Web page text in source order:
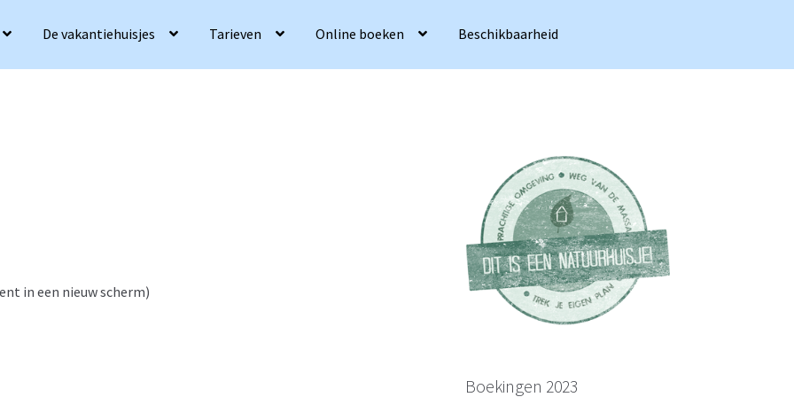
De vakantiehuisjes Tarieven Online boeken Beschikbaarheid
in een nieuw scherm)
Boekingen 2023